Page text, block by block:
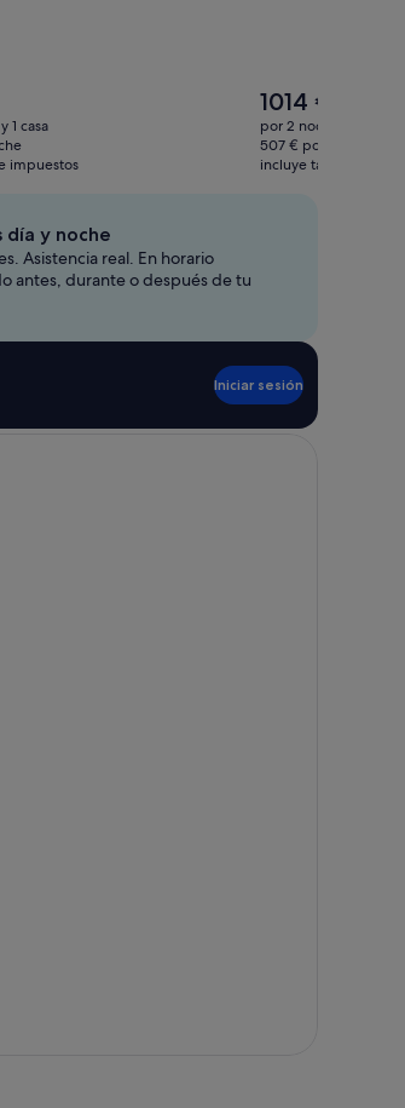
1 casa
impuestos
El
precio
actual
es
1014 €
por 2 noches y 1 casa
507 € por noche
incluye tasas e
día y noche
Asistencia real. En horario
antes, durante o después de tu
Iniciar sesión